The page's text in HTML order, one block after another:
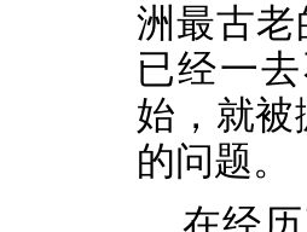
洲最古
已经一
始，就被
的问题。